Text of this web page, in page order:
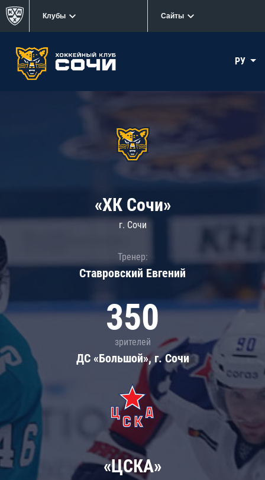
Клубы Сайты
РУ
«ХК Сочи»
г. Сочи
Тренер:
Ставровский Евгений
350
зрителей
ДС «Большой», г. Сочи
«ЦСКА»